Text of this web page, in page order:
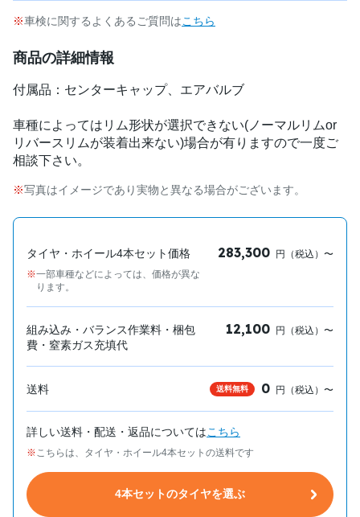
車検に関するよくあるご質問はこちら
商品の詳細情報
付属品：センターキャップ、エアバルブ
車種によってはリム形状が選択できない(ノーマルリムor
リバースリムが装着出来ない)場合が有りますので一度ご
相談下さい。
写真はイメージであり実物と異なる場合がございます。
タイヤ・ホイール4本セット価格
一部車種などによっては、価格が異な
ります。
283,300 円（税込）〜
組み込み・バランス作業料・梱包
費・窒素ガス充填代
12,100 円（税込）〜
送料 送料無料 0 円（税込）〜
詳しい送料・配送・返品についてはこちら
こちらは、タイヤ・ホイール4本セットの送料です
4本セットのタイヤを選ぶ